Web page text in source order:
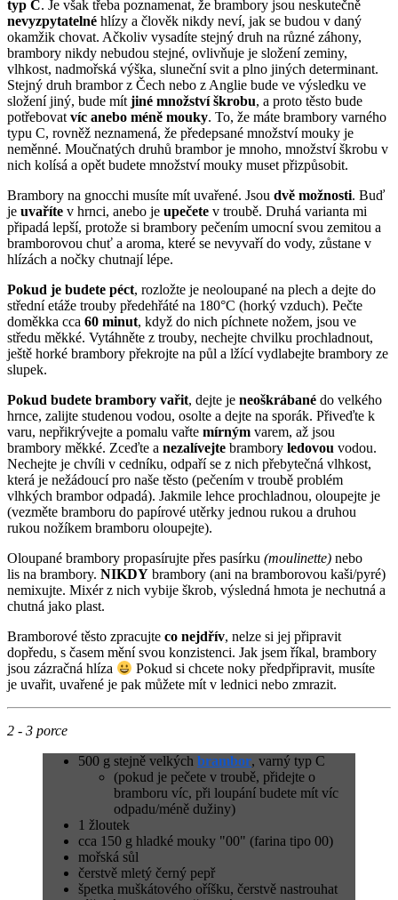
typ C. Je však třeba poznamenat, že brambory jsou neskutečně
nevyzpytatelné hlízy a člověk nikdy neví, jak se budou v daný
okamžik chovat. Ačkoliv vysadíte stejný druh na různé záhony,
brambory nikdy nebudou stejné, ovlivňuje je složení zeminy,
vlhkost, nadmořská výška, sluneční svit a plno jiných determinant.
Stejný druh brambor z Čech nebo z Anglie bude ve výsledku ve
složení jiný, bude mít jiné množství škrobu, a proto těsto bude
potřebovat víc anebo méně mouky. To, že máte brambory varného
typu C, rovněž neznamená, že předepsané množství mouky je
neměnné. Moučnatých druhů brambor je mnoho, množství škrobu v
nich kolísá a opět budete množství mouky muset přizpůsobit.
Brambory na gnocchi musíte mít uvařené. Jsou dvě možnosti. Buď
je uvaříte v hrnci, anebo je upečete v troubě. Druhá varianta mi
připadá lepší, protože si brambory pečením umocní svou zemitou a
bramborovou chuť a aroma, které se nevyvaří do vody, zůstane v
hlízách a nočky chutnají lépe.
Pokud je budete péct, rozložte je neoloupané na plech a dejte do
střední etáže trouby předehřáté na 180°C (horký vzduch). Pečte
doměkka cca 60 minut, když do nich píchnete nožem, jsou ve
středu měkké. Vytáhněte z trouby, nechejte chvilku prochladnout,
ještě horké brambory překrojte na půl a lžící vydlabejte brambory ze
slupek.
Pokud budete brambory vařit, dejte je neoškrábané do velkého
hrnce, zalijte studenou vodou, osolte a dejte na sporák. Přiveďte k
varu, nepřikrývejte a pomalu vařte mírným varem, až jsou
brambory měkké. Zceďte a nezalívejte brambory ledovou vodou.
Nechejte je chvíli v cedníku, odpaří se z nich přebytečná vlhkost,
která je nežádoucí pro naše těsto (pečením v troubě problém
vlhkých brambor odpadá). Jakmile lehce prochladnou, oloupejte je
(vezměte bramboru do papírové utěrky jednou rukou a druhou
rukou nožíkem bramboru oloupejte).
Oloupané brambory propasírujte přes pasírku (moulinette) nebo
lis na brambory. NIKDY brambory (ani na bramborovou kaši/pyré)
nemixujte. Mixér z nich vybije škrob, výsledná hmota je nechutná a
chutná jako plast.
Bramborové těsto zpracujte co nejdřív, nelze si jej připravit
dopředu, s časem mění svou konzistenci. Jak jsem říkal, brambory
jsou zázračná hlíza
Pokud si chcete noky předpřipravit, musíte
je uvařit, uvařené je pak můžete mít v lednici nebo zmrazit.
2 - 3 porce
500 g stejně velkých brambor, varný typ C
(pokud je pečete v troubě, přidejte o
bramboru víc, při loupání budete mít víc
odpadu/méně dužiny)
1 žloutek
cca 150 g hladké mouky "00" (farina tipo 00)
mořská sůl
čerstvě mletý černý pepř
špetka muškátového oříšku, čerstvě nastrouhat